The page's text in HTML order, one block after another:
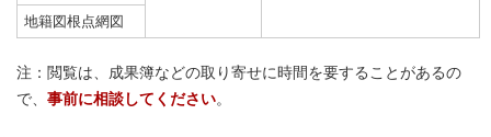
地籍図根点網図
注：閲覧は、成果簿などの取り寄せに時間を要することがあるの
で、 事前に相談してください。